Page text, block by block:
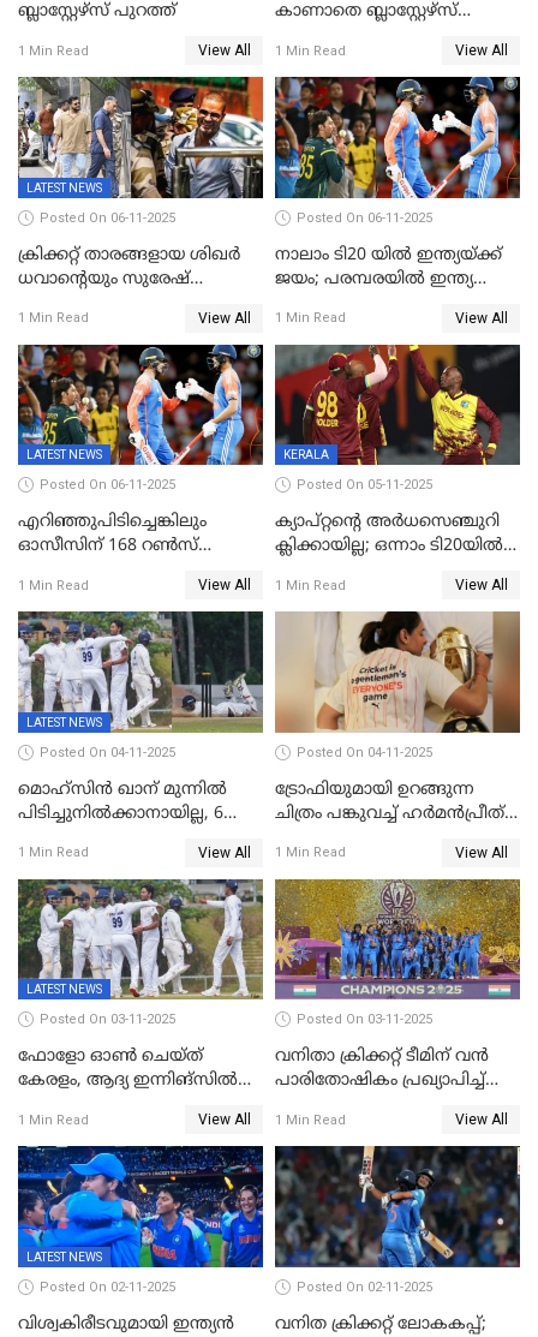
ബ്ലാസ്റ്റേഴ്‌സ് പുറത്ത്
1 Min Read View All
കാണാതെ ബ്ലാസ്റ്റേഴ്സ്
1 Min Read View All
LATEST NEWS
Posted On 06-11-2025
ക്രിക്കറ്റ് താരങ്ങളായ ശിഖർ
ധവാന്‍റെയും സുരേഷ്
കണ്ടുകെട്ടി
1 Min Read View All
Posted On 06-11-2025
നാലാം ടി20 യില്‍ ഇന്ത്യയ്ക്ക്
ജയം; പരമ്പരയിൽ ഇന്ത്യ
1 Min Read View All
LATEST NEWS
Posted On 06-11-2025
എറിഞ്ഞുപിടിച്ചെങ്കിലും
ഓസീസിന് 168 റൺസ്
1 Min Read View All
KERALA
Posted On 05-11-2025
ക്യാപ്റ്റന്റെ അർധസെഞ്ചുറി
ക്ലിക്കായില്ല; ഒന്നാം ടി20യിൽ
വിൻഡീസിന് ജയം
1 Min Read View All
LATEST NEWS
Posted On 04-11-2025
മൊഹ്സിൻ ഖാന് മുന്നിൽ
പിടിച്ചുനിൽക്കാനായില്ല, 6
കേരളത്തിന് ഇന്നിംഗ്സ്
തോല്‍വി
1 Min Read View All
Posted On 04-11-2025
ട്രോഫിയുമായി ഉറങ്ങുന്ന
ചിത്രം പങ്കുവച്ച് ഹര്‍മന്‍പ്രീത്
1 Min Read View All
LATEST NEWS
Posted On 03-11-2025
ഫോളോ ഓൺ ചെയ്ത്
കേരളം, ആദ്യ ഇന്നിങ്സിൽ
രഞ്ജിയിൽ കർണാടകയ്ക്ക്
കൂറ്റൻ ലീഡ്
1 Min Read View All
Posted On 03-11-2025
വനിതാ ക്രിക്കറ്റ് ടീമിന് വൻ
പാരിതോഷികം പ്രഖ്യാപിച്ച്
1 Min Read View All
LATEST NEWS
Posted On 02-11-2025
വിശ്വകിരീടവുമായി ഇന്ത്യൻ
Posted On 02-11-2025
വനിത ക്രിക്കറ്റ് ലോകകപ്പ്;